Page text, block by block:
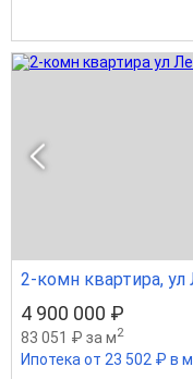
2-комн квартира, ул
4 900 000 ₽
83 051 ₽ за м2
Ипотека от 23 502 ₽ в